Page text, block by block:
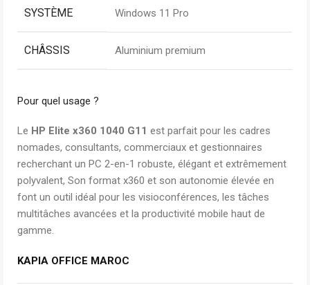
SYSTÈME Windows 11 Pro
CHÂSSIS Aluminium premium
Pour quel usage ?
Le HP Elite x360 1040 G11 est parfait pour les cadres
nomades, consultants, commerciaux et gestionnaires
recherchant un PC 2-en-1 robuste, élégant et extrêmement
polyvalent, Son format x360 et son autonomie élevée en
font un outil idéal pour les visioconférences, les tâches
multitâches avancées et la productivité mobile haut de
gamme.
KAPIA OFFICE MAROC